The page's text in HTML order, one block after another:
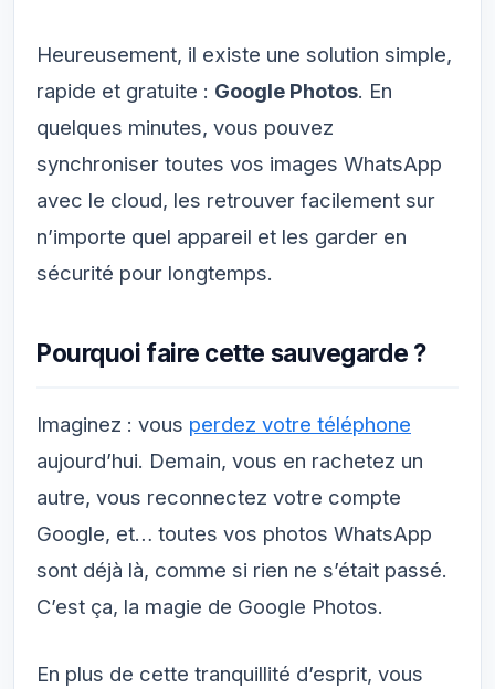
Heureusement, il existe une solution simple,
rapide et gratuite : Google Photos. En
quelques minutes, vous pouvez
synchroniser toutes vos images WhatsApp
avec le cloud, les retrouver facilement sur
n’importe quel appareil et les garder en
sécurité pour longtemps.
Pourquoi faire cette sauvegarde ?
Imaginez : vous perdez votre téléphone
aujourd’hui. Demain, vous en rachetez un
autre, vous reconnectez votre compte
Google, et… toutes vos photos WhatsApp
sont déjà là, comme si rien ne s’était passé.
C’est ça, la magie de Google Photos.
En plus de cette tranquillité d’esprit, vous